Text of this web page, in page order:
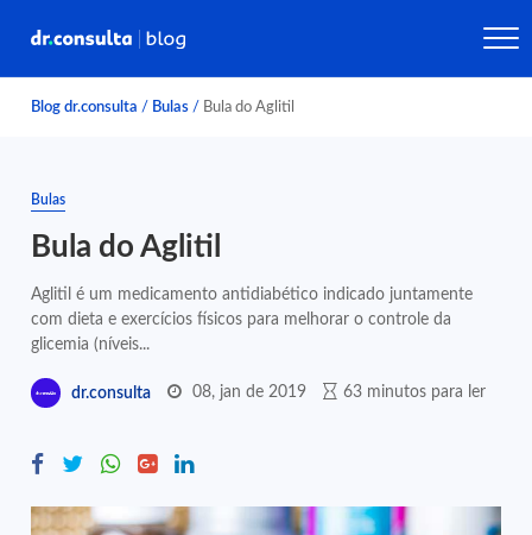
Blog dr.consulta / Bulas / Bula do Aglitil
Bulas
Bula do Aglitil
Aglitil é um medicamento antidiabético indicado juntamente
com dieta e exercícios físicos para melhorar o controle da
glicemia (níveis...
dr.consulta 08, jan de 2019 63 minutos para ler